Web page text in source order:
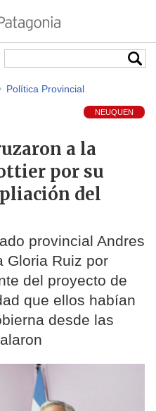
Política Provincial
NEUQUEN
a la
por su
del
provincial Andres
Gloria Ruiz por
del proyecto de
que ellos habían
desde las